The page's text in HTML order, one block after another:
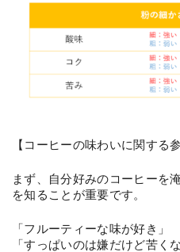
【コーヒーの味わいに関する
まず、自分好みのコーヒーを
を知ることが重要です。
「フルーティーな味が好き」
「すっぱいのは嫌だけど苦く